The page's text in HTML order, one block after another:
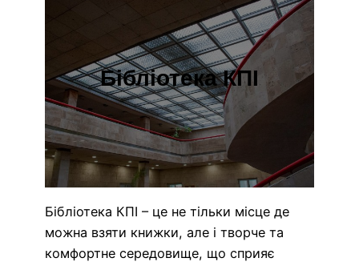
Бібліотека КПІ
Бібліотека КПІ – це не тільки місце де
можна взяти книжки, але і творче та
комфортне середовище, що сприяє